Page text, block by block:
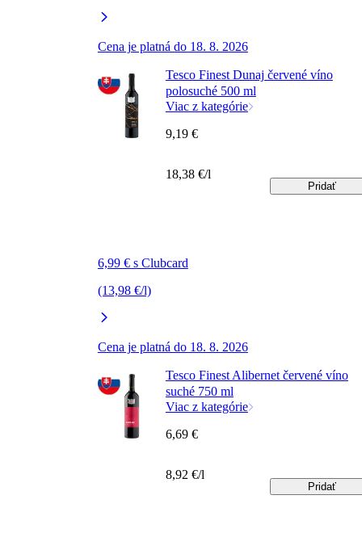
Cena je platná do 18. 8. 2026
Tesco Finest Dunaj červené víno
polosuché 500 ml
Viac z kategórie
6,99 € s Clubcard
(13,98 €/l)
Cena je platná do 18. 8. 2026
9,19 €
18,38 €/l
Pridať
Tesco Finest Alibernet červené víno
suché 750 ml
Viac z kategórie
6,69 €
8,92 €/l
Pridať